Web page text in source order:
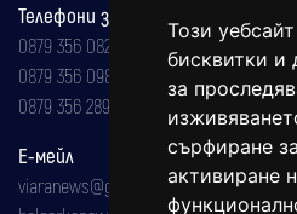
Този
бисквитки и
за
сърфиране
активиране
Телефони за реклама и
0879 356 082
0879 356 098
0879 356 289
Е-мейл
viaranews@gmail.com